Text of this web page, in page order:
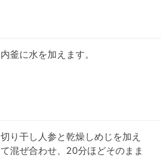
内釜に水を加えます。
切り干し人参と乾燥しめじを加え
て混ぜ合わせ、20分ほどそのまま